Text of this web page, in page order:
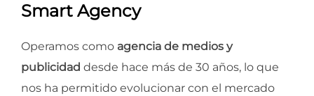
Smart Agency
Operamos como agencia de medios y
publicidad desde hace más de 30 años, lo que
nos ha permitido evolucionar con el mercado